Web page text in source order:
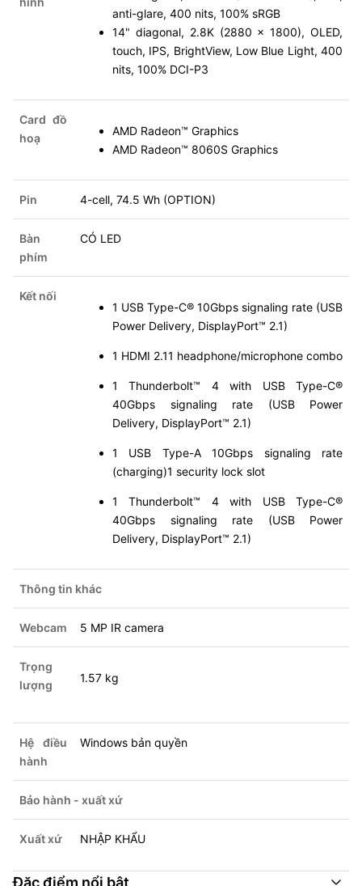
anti-glare, 400 nits, 100% sRGB
14" diagonal, 2.8K (2880 x 1800), OLED,
touch, IPS, BrightView, Low Blue Light, 400
nits, 100% DCI-P3
Card đồ
hoạ
AMD Radeon™ Graphics
AMD Radeon™ 8060S Graphics
Pin 4-cell, 74.5 Wh (OPTION)
Bàn
phím
CÓ LED
Kết nối
1 USB Type-C® 10Gbps signaling rate (USB
Power Delivery, DisplayPort™ 2.1)
1 HDMI 2.11 headphone/microphone combo
1 Thunderbolt™ 4 with USB Type-C®
40Gbps signaling rate (USB Power
Delivery, DisplayPort™ 2.1)
1 USB Type-A 10Gbps signaling rate
(charging)1 security lock slot
1 Thunderbolt™ 4 with USB Type-C®
40Gbps signaling rate (USB Power
Delivery, DisplayPort™ 2.1)
Thông tin khác
Webcam 5 MP IR camera
Trọng
lượng
1.57 kg
Hệ điều
hành
Windows bản quyền
Bảo hành - xuất xứ
Xuất xứ NHẬP KHẨU
Đặc điểm nổi bật